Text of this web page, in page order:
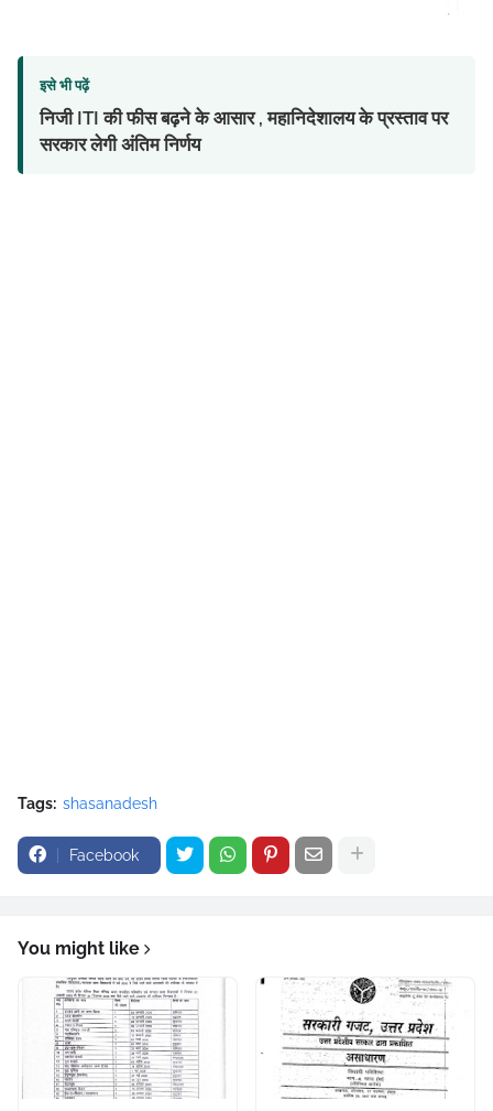
इसे भी पढ़ें
निजी ITI की फीस बढ़ने के आसार , महानिदेशालय के प्रस्ताव पर
सरकार लेगी अंतिम निर्णय
Tags: shasanadesh
Facebook
You might like